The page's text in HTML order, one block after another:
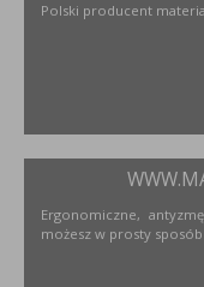
Polski producent
Ergonomiczne,
możesz w prosty